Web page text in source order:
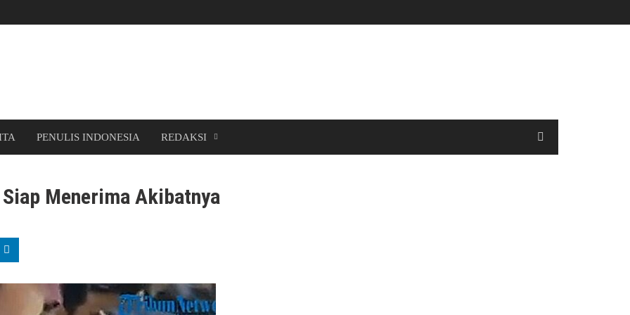
PENULIS INDONESIA REDAKSI
Menerima Akibatnya